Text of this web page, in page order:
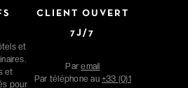
et
et
pour
CLIENT OUVERT
7J/7
Paremail
Par téléphone au +33 (0)1